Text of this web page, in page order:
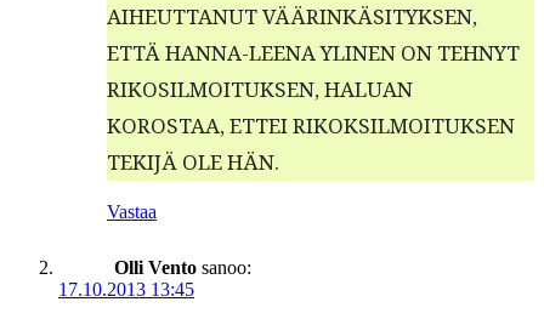
AIHEUTTANUT VÄÄRINKÄSITYKSEN,
ETTÄ HANNA-LEENA YLINEN ON TEHNYT
RIKOSILMOITUKSEN, HALUAN
KOROSTAA, ETTEI RIKOKSILMOITUKSEN
TEKIJÄ OLE HÄN.
Vastaa
Olli Vento sanoo:
17.10.2013 13:45